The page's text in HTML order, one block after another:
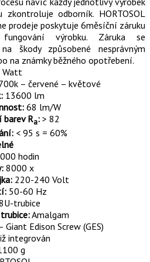
zkontroluje odborník. HORTOSOL
prodeje poskytuje 6měsíční záruku
výrobku. Záruka se
škody způsobené nesprávným
na známky běžného opotřebení.
Watt
– červené – květové
13600 lm
68 lm/W
barev Ra: > 82
< 95 s = 60%
hodin
8000 x
220-240 Volt
50-60 Hz
trubice
Amalgam
Giant Edison Screw (GES)
integrován
g